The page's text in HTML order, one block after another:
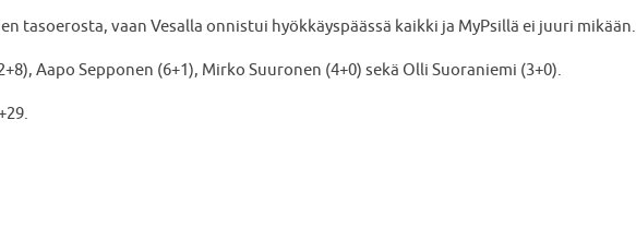
tasoerosta, vaan Vesalla onnistui hyökkäyspäässä kaikki ja MyPsillä ei juuri mikään.
Aapo Sepponen (6+1), Mirko Suuronen (4+0) sekä Olli Suoraniemi (3+0).